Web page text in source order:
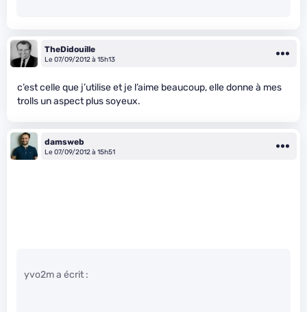
TheDidouille
Le 07/09/2012 à 15h13
c’est celle que j’utilise et je l’aime beaucoup, elle donne à mes
trolls un aspect plus soyeux.
damsweb
Le 07/09/2012 à 15h51
yvo2m a écrit :